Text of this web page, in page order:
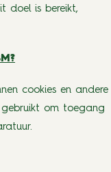
doel is bereikt,
cookies en andere
om toegang